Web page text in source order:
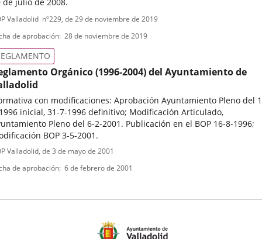
Valladolid nº229, de 29 de noviembre de 2019
de aprobación 28 de noviembre de 2019
Orgánico (1996-2004) del Ayuntamiento de
con modificaciones: Aprobación Ayuntamiento Pleno del
inicial, 31-7-1996 definitivo; Modificación Articulado,
Pleno del 6-2-2001. Publicación en el BOP 16-8-1996;
BOP 3-5-2001.
Valladolid, de 3 de mayo de 2001
de aprobación 6 de febrero de 2001